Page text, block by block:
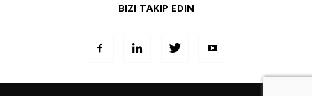
BIZI TAKIP EDIN